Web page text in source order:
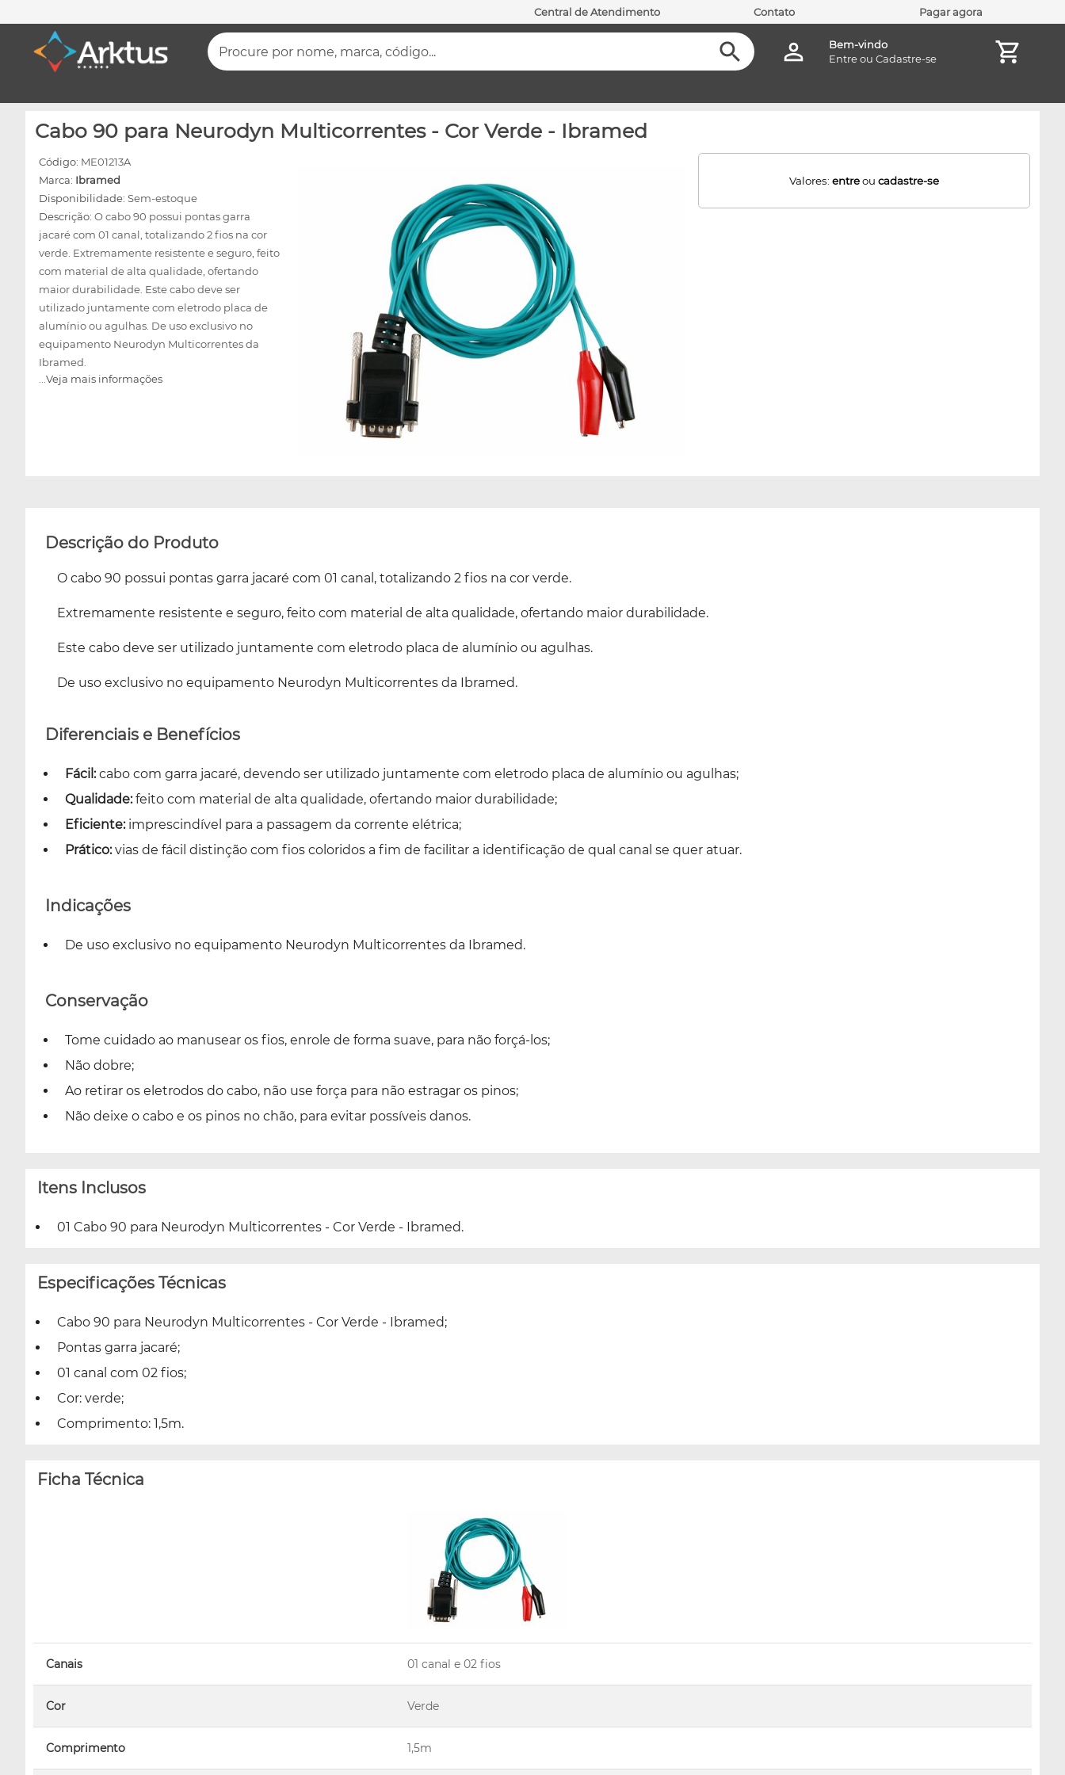
Central de Atendimento Contato Pagar agora
Procure por nome, marca, código...
Bem-vindo
Entreou Cadastre-se
Cabo 90 para Neurodyn Multicorrentes - Cor Verde - Ibramed
Código: ME01213A
Marca: Ibramed
Disponibilidade: Sem-estoque
Descrição: O cabo 90 possui pontas garra
jacaré com 01 canal, totalizando 2 fios na cor
verde. Extremamente resistente e seguro, feito
com material de alta qualidade, ofertando
maior durabilidade. Este cabo deve ser
utilizado juntamente com eletrodo placa de
alumínio ou agulhas. De uso exclusivo no
equipamento Neurodyn Multicorrentes da
Ibramed.
...Veja mais informações
Valores:entreoucadastre-se
Descrição do Produto
O cabo 90 possui pontas garra jacaré com 01 canal, totalizando 2 fios na cor verde.
Extremamente resistente e seguro, feito com material de alta qualidade, ofertando maior durabilidade.
Este cabo deve ser utilizado juntamente com eletrodo placa de alumínio ou agulhas.
De uso exclusivo no equipamento Neurodyn Multicorrentes da Ibramed.
Diferenciais e Benefícios
Fácil:cabo com garra jacaré, devendo ser utilizado juntamente com eletrodo placa de alumínio ou agulhas;
Qualidade:feito com material de alta qualidade, ofertando maior durabilidade;
Eficiente:imprescindível para a passagem da corrente elétrica;
Prático:vias de fácil distinção com fios coloridos a fim de facilitar a identificação de qual canal se quer atuar.
Indicações
De uso exclusivo no equipamento Neurodyn Multicorrentes da Ibramed.
Conservação
Tome cuidado ao manusear os fios, enrole de forma suave, para não forçá-los;
Não dobre;
Ao retirar os eletrodos do cabo, não use força para não estragar os pinos;
Não deixe o cabo e os pinos no chão, para evitar possíveis danos.
Itens Inclusos
01 Cabo 90 para Neurodyn Multicorrentes - Cor Verde - Ibramed.
Especificações Técnicas
Cabo 90 para Neurodyn Multicorrentes - Cor Verde - Ibramed;
Pontas garra jacaré;
01 canal com 02 fios;
Cor: verde;
Comprimento: 1,5m.
Ficha Técnica
Canais 01 canal e 02 fios
Cor Verde
Comprimento 1,5m